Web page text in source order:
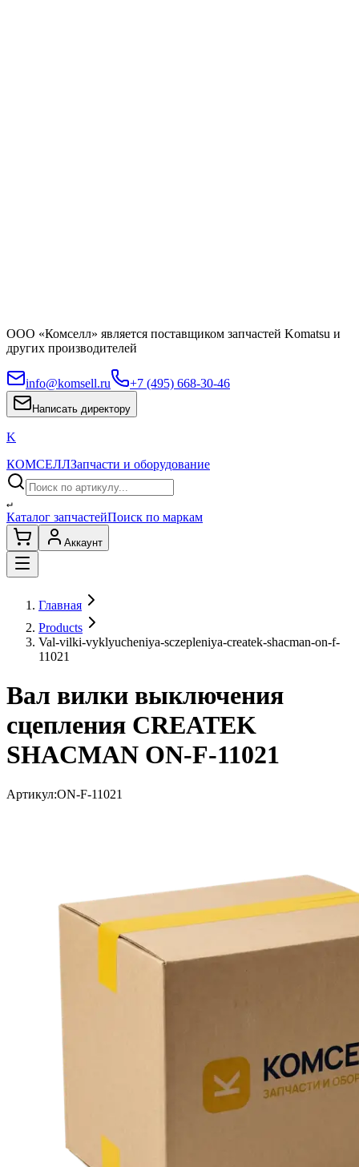
ООО «Комселл» является поставщиком запчастей Komatsu и
других производителей
info@komsell.ru +7 (495) 668-30-46
Написать директору
K
КОМСЕЛЛЗапчасти и оборудование
↵
Каталог запчастейПоиск по маркам
Аккаунт
Главная
Products
Val-vilki-vyklyucheniya-sczepleniya-createk-shacman-on-f-
11021
Вал вилки выключения
сцепления CREATEK
SHACMAN ON-F-11021
Артикул:ON-F-11021